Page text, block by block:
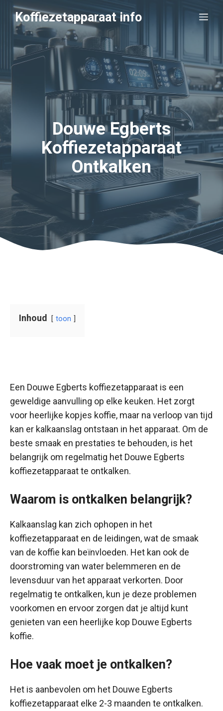
naar
inhoud
Koffiezetapparaat info
Douwe Egberts
Koffiezetapparaat
Ontkalken
Inhoud toon
Een Douwe Egberts koffiezetapparaat is een
geweldige aanvulling op elke keuken. Het zorgt
voor heerlijke kopjes koffie, maar na verloop van tijd
kan er kalkaanslag ontstaan in het apparaat. Om de
beste smaak en prestaties te behouden, is het
belangrijk om regelmatig het Douwe Egberts
koffiezetapparaat te ontkalken.
Waarom is ontkalken belangrijk?
Kalkaanslag kan zich ophopen in het
koffiezetapparaat en de leidingen, wat de smaak
van de koffie kan beïnvloeden. Het kan ook de
doorstroming van water belemmeren en de
levensduur van het apparaat verkorten. Door
regelmatig te ontkalken, kun je deze problemen
voorkomen en ervoor zorgen dat je altijd kunt
genieten van een heerlijke kop Douwe Egberts
koffie.
Hoe vaak moet je ontkalken?
Het is aanbevolen om het Douwe Egberts
koffiezetapparaat elke 2-3 maanden te ontkalken.